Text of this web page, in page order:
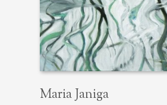
Maria Janiga